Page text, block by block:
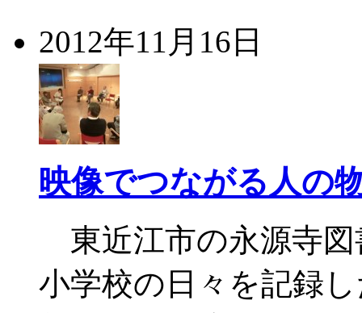
2012年11月16日
映像でつながる人の
東近江市の永源寺図
小学校の日々を記録